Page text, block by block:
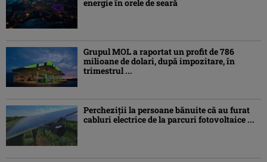
energie în orele de seară
Grupul MOL a raportat un profit de 786
milioane de dolari, după impozitare, în
trimestrul ...
Percheziţii la persoane bănuite că au furat
cabluri electrice de la parcuri fotovoltaice ...